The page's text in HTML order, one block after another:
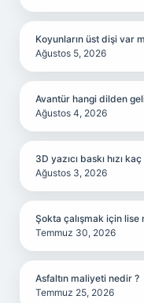
Koyunların üst dişi var
Ağustos 5, 2026
Avantür hangi dilden
Ağustos 4, 2026
3D yazıcı baskı hızı
Ağustos 3, 2026
Şokta çalışmak için lise
Temmuz 30, 2026
Asfaltın maliyeti nedir ?
Temmuz 25, 2026